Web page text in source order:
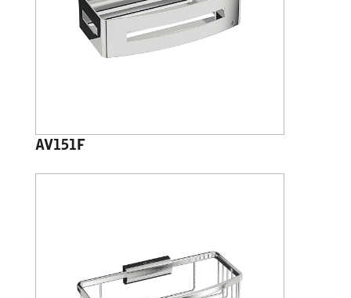
AV151F